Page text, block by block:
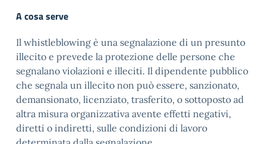
A cosa serve
Il whistleblowing è una segnalazione di un presunto
illecito e prevede la protezione delle persone che
segnalano violazioni e illeciti. Il dipendente pubblico
che segnala un illecito non può essere, sanzionato,
demansionato, licenziato, trasferito, o sottoposto ad
altra misura organizzativa avente effetti negativi,
diretti o indiretti, sulle condizioni di lavoro